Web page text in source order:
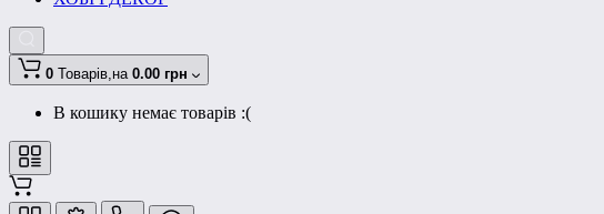
0 Товарів,на 0.00 грн
В кошику немає товарів :(